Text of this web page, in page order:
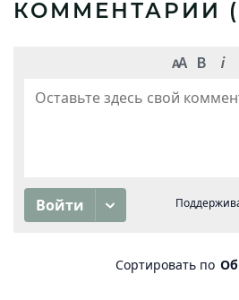
КОММЕНТАРИИ (